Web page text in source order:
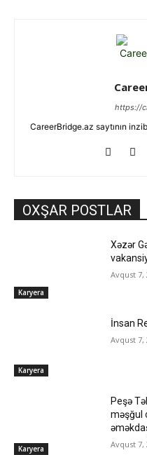
https://
CareerBridge.az saytının
OXŞAR POSTLAR
Karyera
Xəzər
Avqust 7,
Karyera
İnsan
Avqust 7,
Karyera
Peşə
məşğul
Avqust 7,